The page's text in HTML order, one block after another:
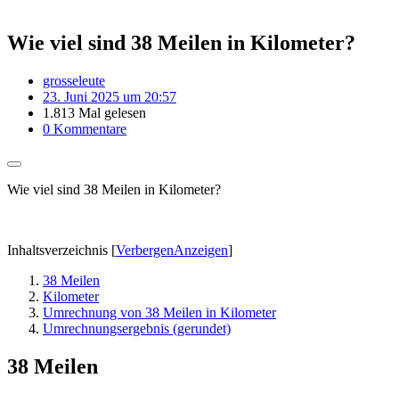
Wie viel sind 38 Meilen in Kilometer?
grosseleute
23. Juni 2025 um 20:57
1.813 Mal gelesen
0 Kommentare
Wie viel sind 38 Meilen in Kilometer?
Inhaltsverzeichnis [VerbergenAnzeigen]
38 Meilen
Kilometer
Umrechnung von 38 Meilen in Kilometer
Umrechnungsergebnis (gerundet)
38 Meilen